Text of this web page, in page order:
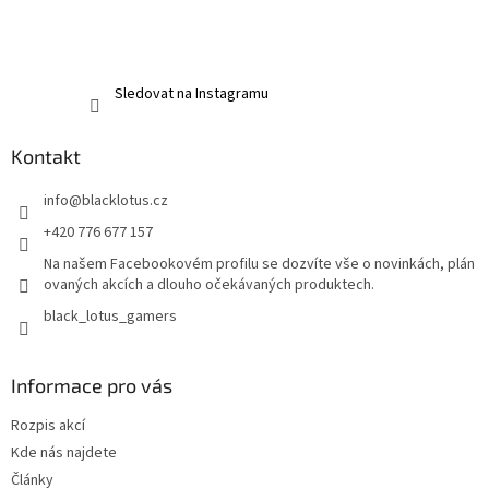
Sledovat na Instagramu
Kontakt
info@blacklotus.cz
+420 776 677 157
Na našem Facebookovém profilu se dozvíte vše o novinkách, plán
ovaných akcích a dlouho očekávaných produktech.
black_lotus_gamers
Informace pro vás
Rozpis akcí
Kde nás najdete
Články